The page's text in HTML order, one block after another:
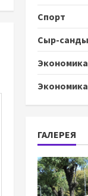
Спорт
Сыр-
Экономика
Экономика
ГАЛЕРЕЯ